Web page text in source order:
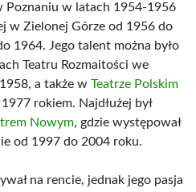
Poznaniu w latach 1954-1956
w Zielonej Górze od 1956 do
1964. Jego talent można było
Teatru Rozmaitości we
a także w Teatrze Polskim
rokiem. Najdłużej był
Nowym, gdzie występował
od 1997 do 2004 roku.
na rencie, jednak jego pasja